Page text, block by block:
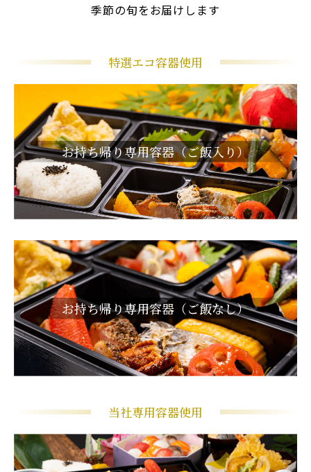
季節の旬をお届けします
特選エコ容器使用
お持ち帰り専用容器（ご飯入り）
お持ち帰り専用容器（ご飯なし）
当社専用容器使用